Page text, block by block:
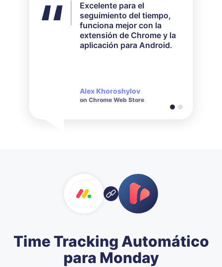
Excelente para el
seguimiento del tiempo,
funciona mejor con la
extensión de Chrome y la
aplicación para Android.
Alex Khoroshylov
on Chrome Web Store
No utilicé todas las
funciones disponibles,
pero para mis
necesidades funcionó
perfectamente. Su
Salvador Carranza
on Chrome Web Store
Time Tracking Automático
para Monday